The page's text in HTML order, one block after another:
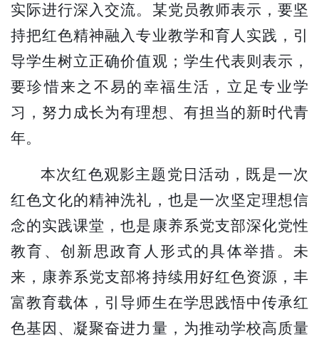
实际进行深入交流。某党员教师表示，要坚
持把红色精神融入专业教学和育人实践，引
导学生树立正确价值观；学生代表则表示，
要珍惜来之不易的幸福生活，立足专业学
习，努力成长为有理想、有担当的新时代青
年。
本次红色观影主题党日活动，既是一次
红色文化的精神洗礼，也是一次坚定理想信
念的实践课堂，也是康养系党支部深化党性
教育、创新思政育人形式的具体举措。未
来，康养系党支部将持续用好红色资源，丰
富教育载体，引导师生在学思践悟中传承红
色基因、凝聚奋进力量，为推动学校高质量